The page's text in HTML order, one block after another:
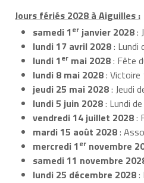
Jours fériés 2028 à Aiguilles :
samedi 1er janvier 2028:
lundi 17 avril 2028: Lundi
lundi 1er mai 2028: Fête
lundi 8 mai 2028: Victoire
jeudi 25 mai 2028: Jeudi
lundi 5 juin 2028: Lundi
vendredi 14 juillet 2028:
mardi 15 août 2028:
mercredi 1er novembre
samedi 11 novembre
lundi 25 décembre 2028: